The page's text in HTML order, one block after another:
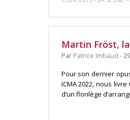
Martin Fröst,
Par Patrice Imbaud -
Pour son dernier
ICMA 2022, nous
d’un florilège